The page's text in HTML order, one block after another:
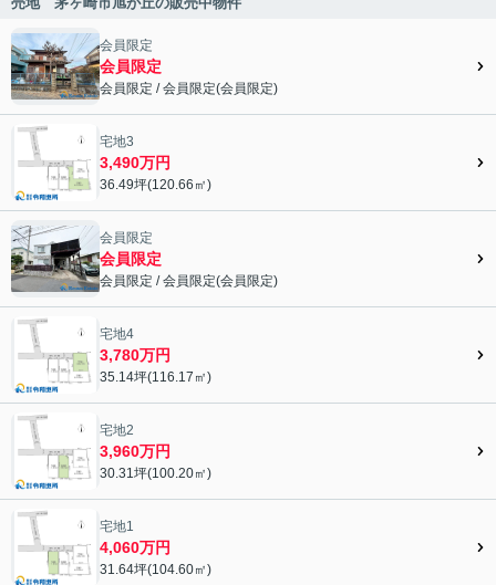
会員限定">
会員限定
会員限定
会員限定 /会員限定(会員限定)
宅地3
3,490万円
36.49坪(120.66㎡)
会員限定">
会員限定
会員限定
会員限定 /会員限定(会員限定)
宅地4
3,780万円
35.14坪(116.17㎡)
宅地2
3,960万円
30.31坪(100.20㎡)
宅地1
4,060万円
31.64坪(104.60㎡)